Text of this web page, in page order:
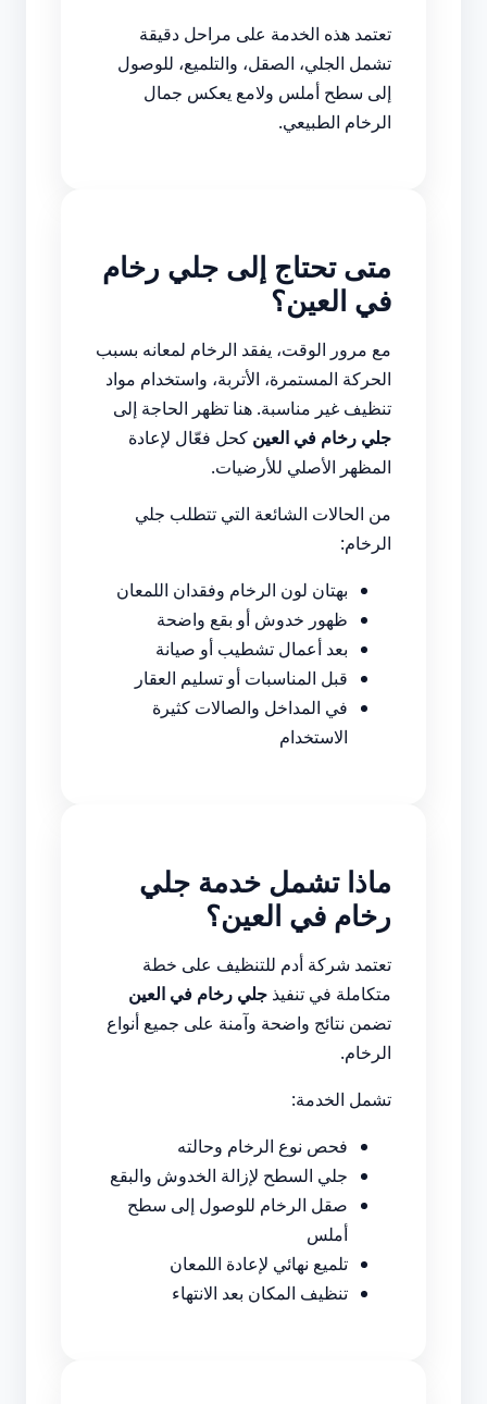
تعتمد هذه الخدمة على مراحل دقيقة
تشمل الجلي، الصقل، والتلميع، للوصول
إلى سطح أملس ولامع يعكس جمال
الرخام الطبيعي.
متى تحتاج إلى جلي رخام
في العين؟
مع مرور الوقت، يفقد الرخام لمعانه بسبب
الحركة المستمرة، الأتربة، واستخدام مواد
تنظيف غير مناسبة. هنا تظهر الحاجة إلى
جلي رخام في العين كحل فعّال لإعادة
المظهر الأصلي للأرضيات.
من الحالات الشائعة التي تتطلب جلي
الرخام:
بهتان لون الرخام وفقدان اللمعان
ظهور خدوش أو بقع واضحة
بعد أعمال تشطيب أو صيانة
قبل المناسبات أو تسليم العقار
في المداخل والصالات كثيرة
الاستخدام
ماذا تشمل خدمة جلي
رخام في العين؟
تعتمد شركة أدم للتنظيف على خطة
متكاملة في تنفيذ جلي رخام في العين
تضمن نتائج واضحة وآمنة على جميع أنواع
الرخام.
تشمل الخدمة:
فحص نوع الرخام وحالته
جلي السطح لإزالة الخدوش والبقع
صقل الرخام للوصول إلى سطح
أملس
تلميع نهائي لإعادة اللمعان
تنظيف المكان بعد الانتهاء